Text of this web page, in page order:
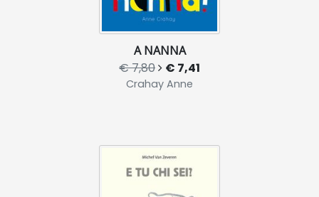
A NANNA
€ 7,80 € 7,41
Crahay Anne